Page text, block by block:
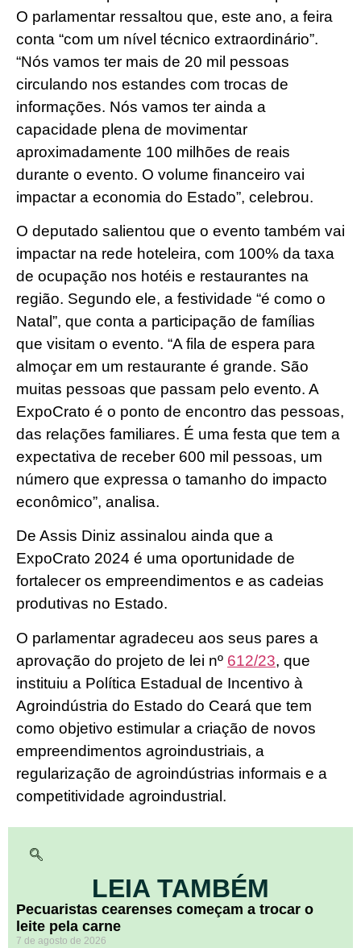
O parlamentar ressaltou que, este ano, a feira
conta “com um nível técnico extraordinário”.
“Nós vamos ter mais de 20 mil pessoas
circulando nos estandes com trocas de
informações. Nós vamos ter ainda a
capacidade plena de movimentar
aproximadamente 100 milhões de reais
durante o evento. O volume financeiro vai
impactar a economia do Estado”, celebrou.
O deputado salientou que o evento também vai
impactar na rede hoteleira, com 100% da taxa
de ocupação nos hotéis e restaurantes na
região. Segundo ele, a festividade “é como o
Natal”, que conta a participação de famílias
que visitam o evento. “A fila de espera para
almoçar em um restaurante é grande. São
muitas pessoas que passam pelo evento. A
ExpoCrato é o ponto de encontro das pessoas,
das relações familiares. É uma festa que tem a
expectativa de receber 600 mil pessoas, um
número que expressa o tamanho do impacto
econômico”, analisa.
De Assis Diniz assinalou ainda que a
ExpoCrato 2024 é uma oportunidade de
fortalecer os empreendimentos e as cadeias
produtivas no Estado.
O parlamentar agradeceu aos seus pares a
aprovação do projeto de lei nº 612/23, que
instituiu a Política Estadual de Incentivo à
Agroindústria do Estado do Ceará que tem
como objetivo estimular a criação de novos
empreendimentos agroindustriais, a
regularização de agroindústrias informais e a
competitividade agroindustrial.
LEIA TAMBÉM
Pecuaristas cearenses começam a trocar o
leite pela carne
7 de agosto de 2026